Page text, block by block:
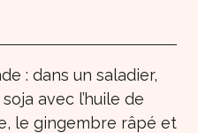
: dans un saladier,
avec l’huile de
le gingembre râpé et